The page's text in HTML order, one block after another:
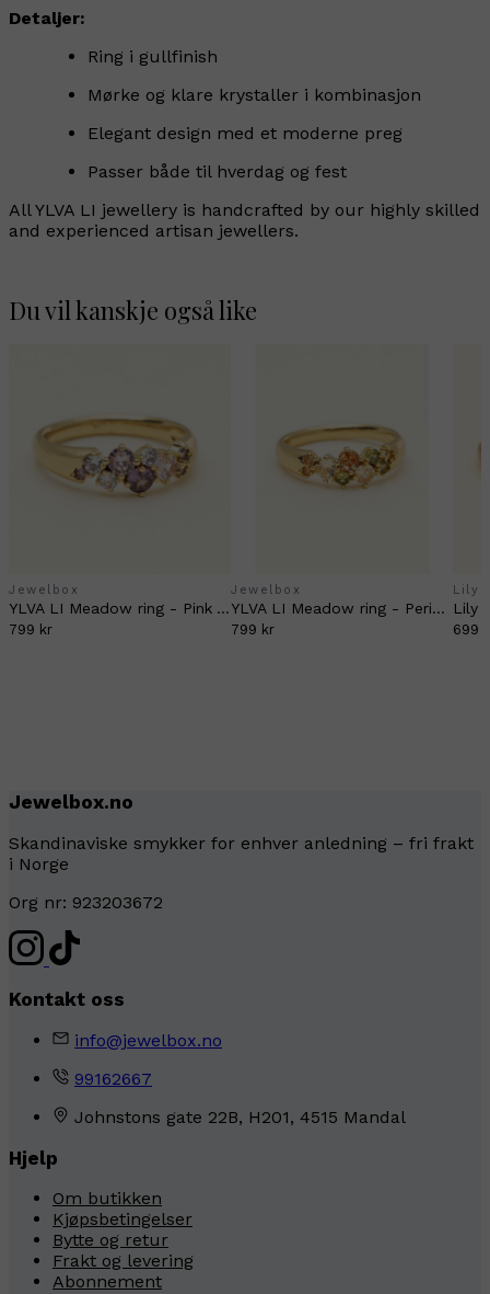
Detaljer:
Ring i gullfinish
Mørke og klare krystaller i kombinasjon
Elegant design med et moderne preg
Passer både til hverdag og fest
All YLVA LI jewellery is handcrafted by our highly skilled
and experienced artisan jewellers.
Du vil kanskje også like
Jewelbox
YLVA LI Meadow ring - Pink Amethyst
799 kr
Jewelbox
YLVA LI Meadow ring - Peridot
799 kr
Lily
699
Jewelbox.no
Skandinaviske smykker for enhver anledning – fri frakt
i Norge
Org nr: 923203672
Kontakt oss
info@jewelbox.no
99162667
Johnstons gate 22B, H201, 4515 Mandal
Hjelp
Om butikken
Kjøpsbetingelser
Bytte og retur
Frakt og levering
Abonnement